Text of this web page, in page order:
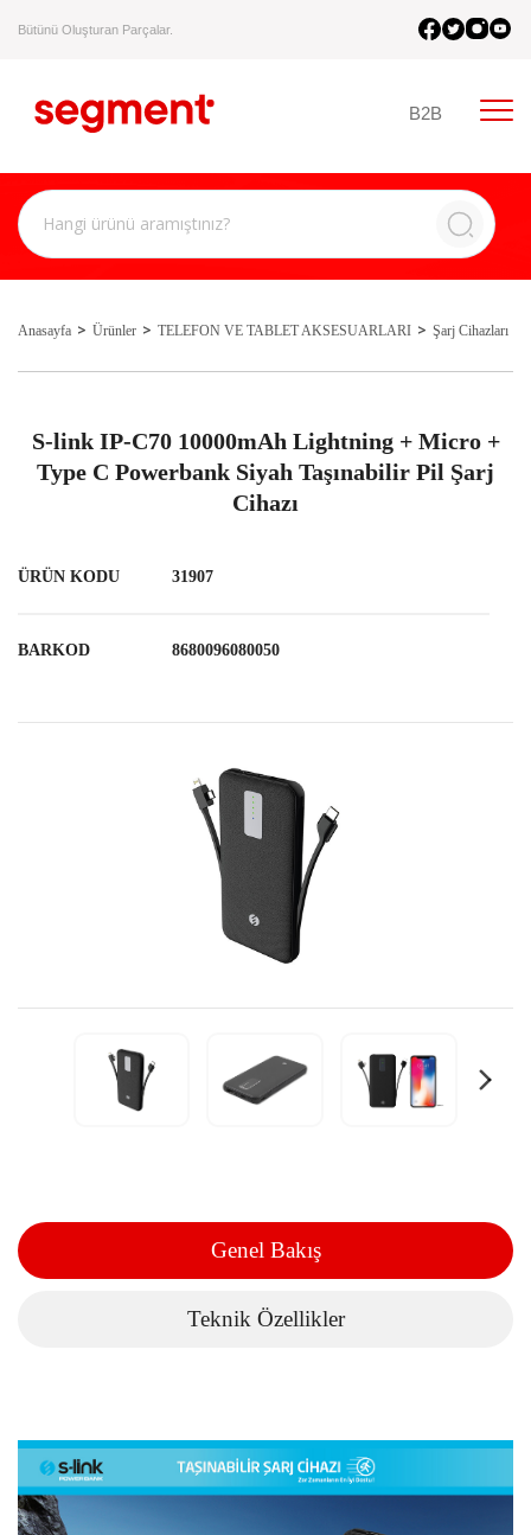
Bütünü Oluşturan Parçalar.
B2B
Anasayfa Ürünler TELEFON VE TABLET AKSESUARLARI Şarj Cihazları
S-link IP-C70 10000mAh Lightning + Micro +
Type C Powerbank Siyah Taşınabilir Pil Şarj
Cihazı
ÜRÜN KODU 31907
BARKOD 8680096080050
Genel Bakış
Teknik Özellikler